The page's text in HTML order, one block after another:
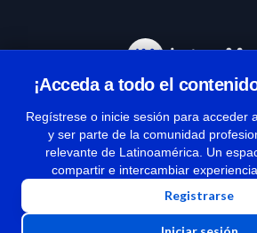
¡Acceda a todo el
Regístrese o inicie sesión para acceder
y ser parte de la comunidad
relevante de Latinoamérica. Un
compartir e intercambiar
Registrarse
Términos y
| Políticas de
| Todos los derechos reservados |